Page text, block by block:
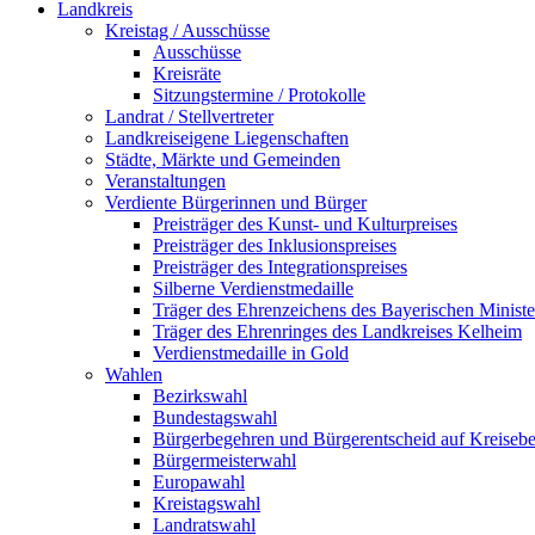
Landkreis
Kreistag / Ausschüsse
Ausschüsse
Kreisräte
Sitzungstermine / Protokolle
Landrat / Stellvertreter
Landkreiseigene Liegenschaften
Städte, Märkte und Gemeinden
Veranstaltungen
Verdiente Bürgerinnen und Bürger
Preisträger des Kunst- und Kulturpreises
Preisträger des Inklusionspreises
Preisträger des Integrationspreises
Silberne Verdienstmedaille
Träger des Ehrenzeichens des Bayerischen
Träger des Ehrenringes des Landkreises Kelheim
Verdienstmedaille in Gold
Wahlen
Bezirkswahl
Bundestagswahl
Bürgerbegehren und Bürgerentscheid auf
Bürgermeisterwahl
Europawahl
Kreistagswahl
Landratswahl